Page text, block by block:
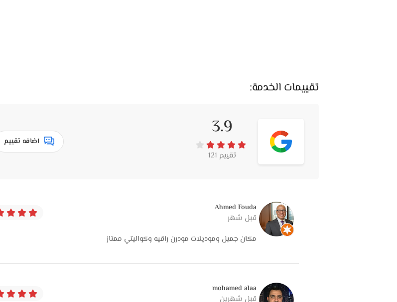
الأسعار
Aubusson بتشوف القطعة كاستثمار طويل المدى، مش مجرد حاجة للفرش. كل قطعة معمولة علشان
تفضل فخمة بنفس الشكل مع مرور السنين.
خدمة العملاء
بكل تفصيلة تخص الشحن والتركيب، ومتابعة كمان بعد البيع لو في أي استفسار أو خدمة.
الخلاصة
تقييمات الخدمة:
3.9
تقييم 121
اضافه تقييم
Ahmed Fouda
قبل شهر
مكان جميل وموديلات مودرن راقيه وكواليتي ممتاز
mohamed alaa
قبل شهرين